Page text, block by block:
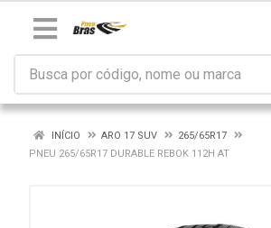
INÍCIO ARO 17 SUV
265/65R17
PNEU 265/65R17 DURABLE REBOK 112H AT